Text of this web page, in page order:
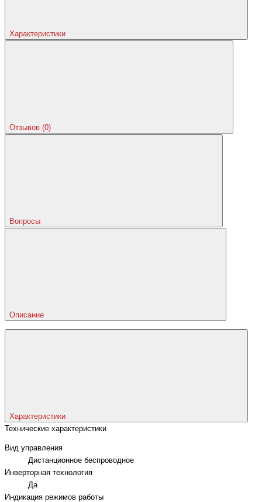
Характеристики
Отзывов (0)
Вопросы
Описание
Характеристики
Технические характеристики
Вид управления
Дистанционное беспроводное
Инверторная технология
Да
Индикация режимов работы